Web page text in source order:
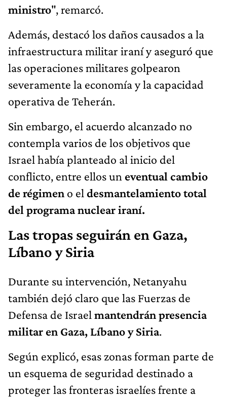
ministro", remarcó.
Además, destacó los daños causados a la
infraestructura militar iraní y aseguró que
las operaciones militares golpearon
severamente la economía y la capacidad
operativa de Teherán.
Sin embargo, el acuerdo alcanzado no
contempla varios de los objetivos que
Israel había planteado al inicio del
conflicto, entre ellos un eventual cambio
de régimen o el desmantelamiento total
del programa nuclear iraní.
Las tropas seguirán en Gaza,
Líbano y Siria
Durante su intervención, Netanyahu
también dejó claro que las Fuerzas de
Defensa de Israel mantendrán presencia
militar en Gaza, Líbano y Siria.
Según explicó, esas zonas forman parte de
un esquema de seguridad destinado a
proteger las fronteras israelíes frente a